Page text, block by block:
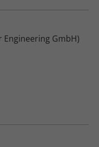
Engineering GmbH)